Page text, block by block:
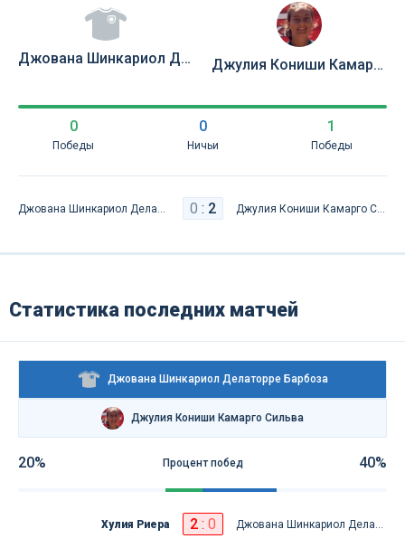
Джована Шинкариол Делаторре Барбоза
0
Победы
0
Ничьи
1
Победы
Джулия Кониши Камарго Сильва
Джована Шинкариол Делаторре Барбоза 0 : 2 Джулия Кониши Камарго Сильва
Статистика последних матчей
Джована Шинкариол Делаторре Барбоза
Джулия Кониши Камарго Сильва
20% Процент побед 40%
Хулия Риера 2: 0 Джована Шинкариол Делаторре Барбоза